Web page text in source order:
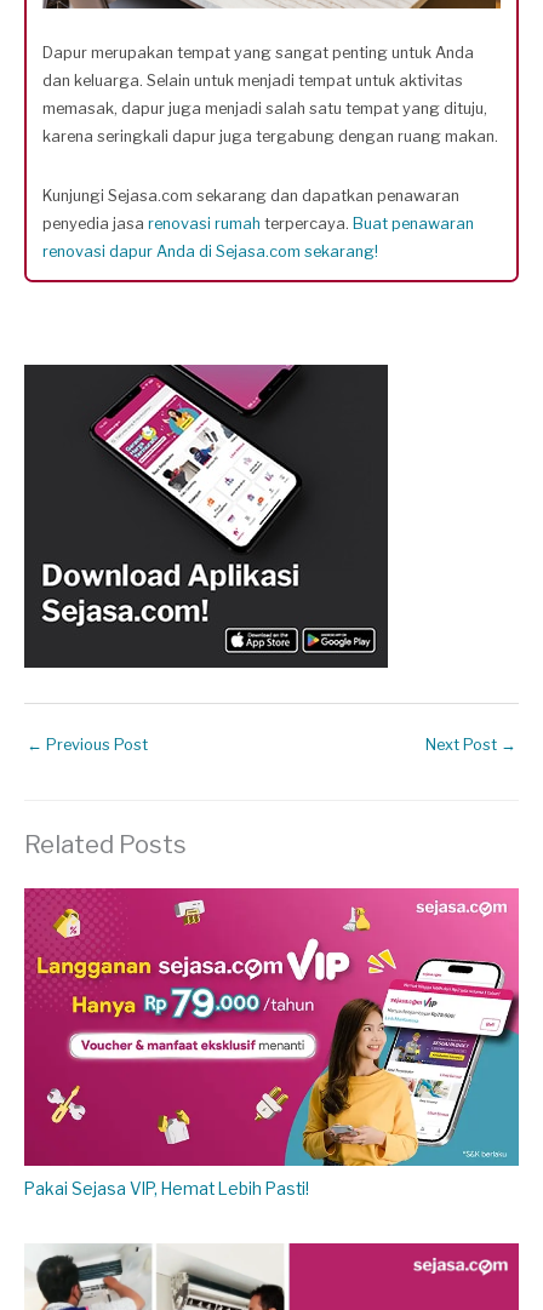
Dapur merupakan tempat yang sangat penting untuk Anda
dan keluarga. Selain untuk menjadi tempat untuk aktivitas
memasak, dapur juga menjadi salah satu tempat yang dituju,
karena seringkali dapur juga tergabung dengan ruang makan.
Kunjungi Sejasa.com sekarang dan dapatkan penawaran
penyedia jasa renovasi rumah terpercaya. Buat penawaran
renovasi dapur Anda di Sejasa.com sekarang!
← Previous Post Next Post →
Related Posts
Pakai Sejasa VIP, Hemat Lebih Pasti!